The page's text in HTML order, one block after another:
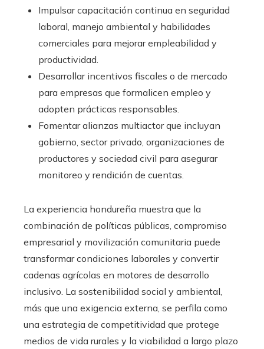
Impulsar capacitación continua en seguridad
laboral, manejo ambiental y habilidades
comerciales para mejorar empleabilidad y
productividad.
Desarrollar incentivos fiscales o de mercado
para empresas que formalicen empleo y
adopten prácticas responsables.
Fomentar alianzas multiactor que incluyan
gobierno, sector privado, organizaciones de
productores y sociedad civil para asegurar
monitoreo y rendición de cuentas.
La experiencia hondureña muestra que la
combinación de políticas públicas, compromiso
empresarial y movilización comunitaria puede
transformar condiciones laborales y convertir
cadenas agrícolas en motores de desarrollo
inclusivo. La sostenibilidad social y ambiental,
más que una exigencia externa, se perfila como
una estrategia de competitividad que protege
medios de vida rurales y la viabilidad a largo plazo